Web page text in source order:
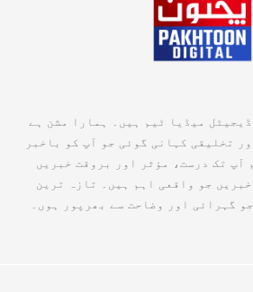
ڈیجیٹل میڈیا ٹیم ہیں۔ ہمارا مشن ہے
تخلیقی کہانی گوئی جو آپ کو باخبر
آپ تک درست، مؤثر اور بروقت خبریں
جو واقعی اہم ہیں۔ تازہ ترین
گہرائی اور وضاحت سے بھرپور ہوں۔